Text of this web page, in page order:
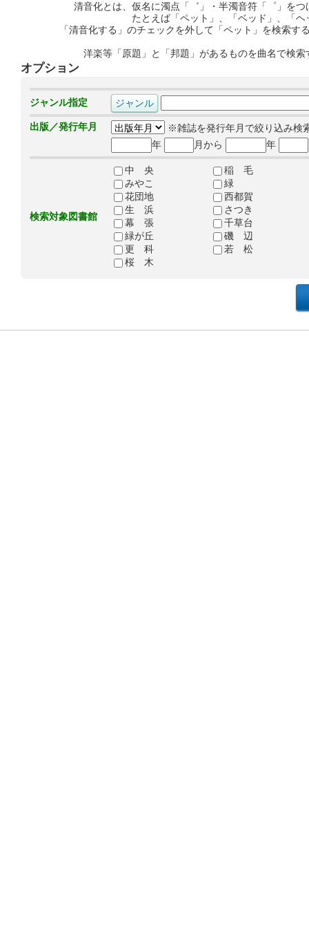
清音化とは、仮名に濁点「゛」・半濁音符「゜」を
たとえば「ペット」、「ベッド」、「
「清音化する」のチェックを外して「ペット」を検索
洋楽等「原題」と「邦題」があるものを曲名で検
オプション
ジャンル指定
出版／発行年月
※雑誌を発行年月で絞り込み検
年
月から 年
検索対象図書館
中 央
稲 毛
みやこ
緑
花団地
西都賀
生 浜
さつき
幕 張
千草台
緑が丘
磯 辺
更 科
若 松
桜 木